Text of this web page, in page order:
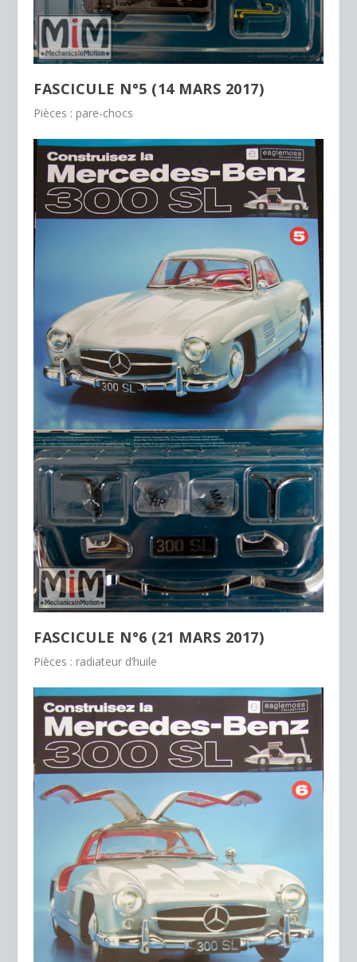
FASCICULE N°5 (14 MARS 2017)
Pièces : pare-chocs
FASCICULE N°6 (21 MARS 2017)
Pièces : radiateur d’huile